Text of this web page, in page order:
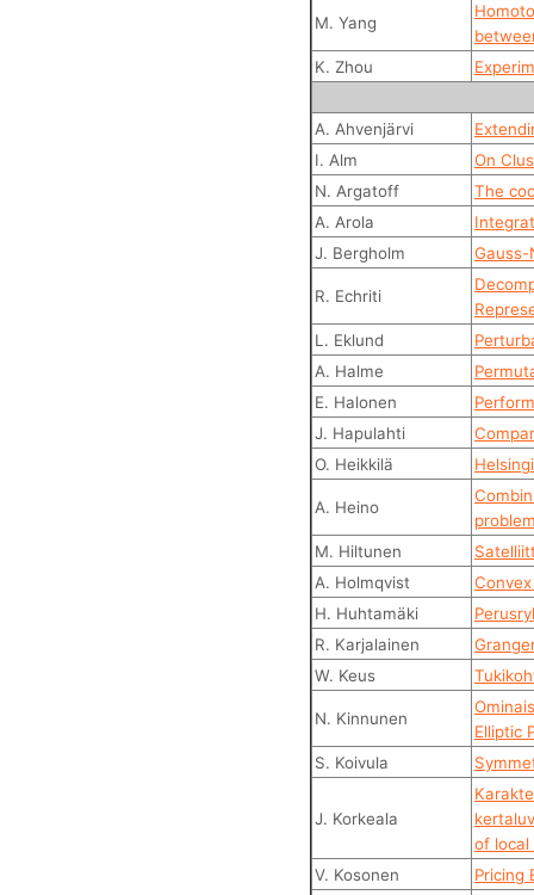
M. Yang
K. Zhou
A. Ahvenjärvi
I. Alm
On
N. Argatoff
The
A. Arola
J. Bergholm
R. Echriti
L. Eklund
A. Halme
E. Halonen
J. Hapulahti
O. Heikkilä
A. Heino
M. Hiltunen
A. Holmqvist
H. Huhtamäki
R. Karjalainen
W. Keus
N. Kinnunen
Elliptic
S. Koivula
J. Korkeala
of local
V. Kosonen
Pricing